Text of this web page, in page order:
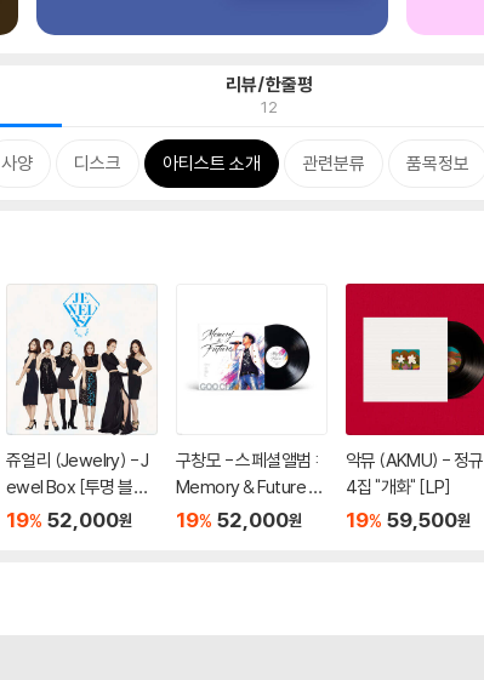
리뷰/한줄평
12
사양 디스크 아티스트 소개 관련분류 품목정보
쥬얼리 (Jewelry) - J
ewel Box [투명 블루
컬러 LP]
19% 52,000원
구창모 - 스페셜앨범 :
Memory & Future [L
P]
19% 52,000원
악뮤 (AKMU) - 정규
4집 "개화" [LP]
19% 59,500원